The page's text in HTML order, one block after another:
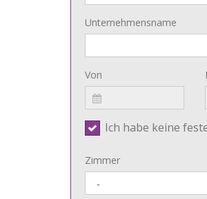
Unternehmensname
Von
Ich habe keine
Zimmer